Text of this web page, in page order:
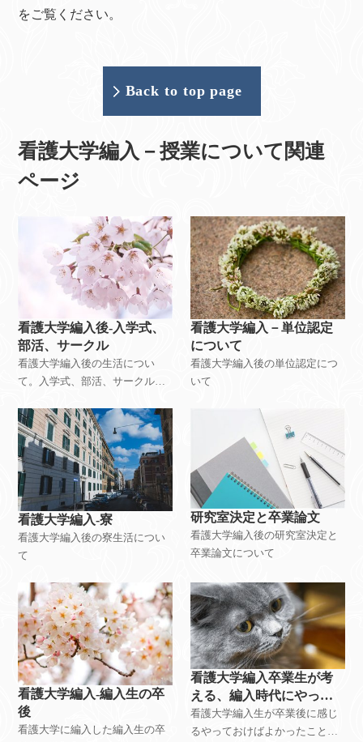
をご覧ください。
Back to top page
看護大学編入－授業について関連
ページ
看護大学編入後-入学式、
部活、サークル
看護大学編入後の生活につい
て。入学式、部活、サークル
看護大学編入－単位認定
について
看護大学編入後の単位認定につ
いて
看護大学編入-寮
看護大学編入後の寮生活につい
て
研究室決定と卒業論文
看護大学編入後の研究室決定と
卒業論文について
看護大学編入-編入生の卒
後
看護大学に編入した編入生の卒
看護大学編入卒業生が考
える、編入時代にやって
おけばよかったこと、や
ってよかったこと
看護大学編入生が卒業後に感じ
るやっておけばよかったこと、